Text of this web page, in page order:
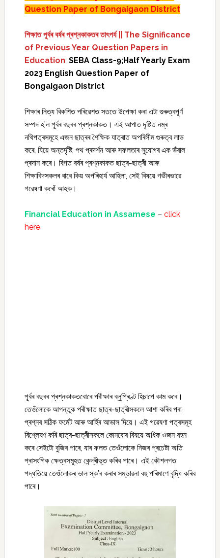
Question Paper of Bongaigaon District
শিক্ষাত পূৰ্বৰ বৰ্ষৰ প্ৰশ্নকাকতৰ তাৎপৰ্য || The Significance
of Previous Year Question Papers in
Education; SEBA Class-9;Half Yearly Exam
2023 English Question Paper of
Bongaigaon District
শিক্ষাৰ নিত্য বিকশিত পৰিৱেশত সততে উপেক্ষা কৰা এটা গুৰুত্বপূৰ্ণ
সম্পদ হ’ল পূৰ্বৰ বছৰৰ প্ৰশ্নকাকত। এই আপাত দৃষ্টিত নম্ৰ
নথিপত্ৰসমূহে এজন ছাত্ৰৰ শৈক্ষিক যাত্ৰাত অপৰিসীম গুৰুত্ব লাভ
কৰে, যিয়ে অন্তৰ্দৃষ্টি, পথ প্ৰদৰ্শন আৰু সফলতাৰ সুযোগৰ এক ভঁৰাল
প্ৰদান কৰে। বিগত বৰ্ষৰ প্ৰশ্নকাকত ছাত্ৰ-ছাত্ৰী আৰু
শিক্ষাবিদসকলৰ বাবে কিয় অপৰিহাৰ্য আহিলা, সেই বিষয়ে গভীৰভাৱে
গৱেষণা কৰোঁ আহক।
Financial Education in Assamese – click
here
পূৰ্বৰ বছৰৰ প্ৰশ্নকাকতবোৰে পৰীক্ষাৰ ব্লুপ্ৰিণ্ট হিচাপে কাম কৰে।
তেওঁলোকে আগন্তুক পৰীক্ষাত ছাত্ৰ-ছাত্ৰীসকলে আশা কৰিব পৰা
প্ৰশ্নৰ সঠিক ফৰ্মেট আৰু আৰ্হিৰ আভাস দিয়ে। এই গৱেষণা পত্ৰসমূহ
বিশ্লেষণ কৰি ছাত্ৰ-ছাত্ৰীসকলে কোনবোৰ বিষয়ে অধিক ওজন বহন
কৰে সেইটো বুজিব পাৰে, যাৰ ফলত তেওঁলোকে নিজৰ প্ৰচেষ্টা অতি
প্ৰাসংগিক ক্ষেত্ৰসমূহত কেন্দ্ৰীভূত কৰিব পাৰে। এই কৌশলগত
পদ্ধতিয়ে তেওঁলোকৰ ভাল স্ক’ৰ কৰাৰ সম্ভাৱনা বহু পৰিমাণে বৃদ্ধি কৰিব
পাৰে।